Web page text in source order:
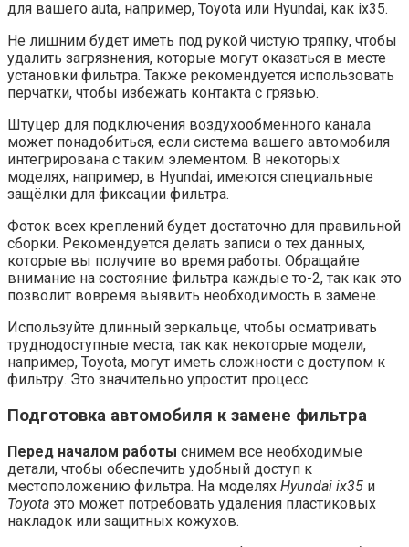
для вашего auta, например, Toyota или Hyundai, как ix35.
Не лишним будет иметь под рукой чистую тряпку, чтобы
удалить загрязнения, которые могут оказаться в месте
установки фильтра. Также рекомендуется использовать
перчатки, чтобы избежать контакта с грязью.
Штуцер для подключения воздухообменного канала
может понадобиться, если система вашего автомобиля
интегрирована с таким элементом. В некоторых
моделях, например, в Hyundai, имеются специальные
защёлки для фиксации фильтра.
Фоток всех креплений будет достаточно для правильной
сборки. Рекомендуется делать записи о тех данных,
которые вы получите во время работы. Обращайте
внимание на состояние фильтра каждые то-2, так как это
позволит вовремя выявить необходимость в замене.
Используйте длинный зеркальце, чтобы осматривать
труднодоступные места, так как некоторые модели,
например, Toyota, могут иметь сложности с доступом к
фильтру. Это значительно упростит процесс.
Подготовка автомобиля к замене фильтра
Перед началом работы снимем все необходимые
детали, чтобы обеспечить удобный доступ к
местоположению фильтра. На моделях Hyundai ix35 и
Toyota это может потребовать удаления пластиковых
накладок или защитных кожухов.